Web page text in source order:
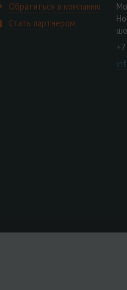
Обратиться в компанию
Стать партнером